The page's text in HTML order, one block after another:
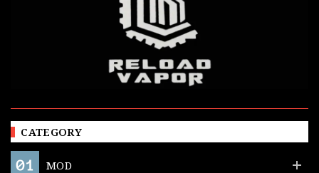
CATEGORY
MOD